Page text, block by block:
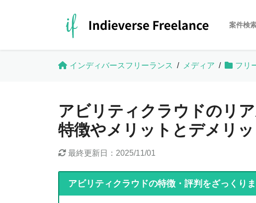
案件検
インディバースフリーランス / メディア / フリ
アビリティクラウドのリア
特徴やメリットとデメリ
最終更新日： 2025/11/01
アビリティクラウドの特徴・評判をざっくり